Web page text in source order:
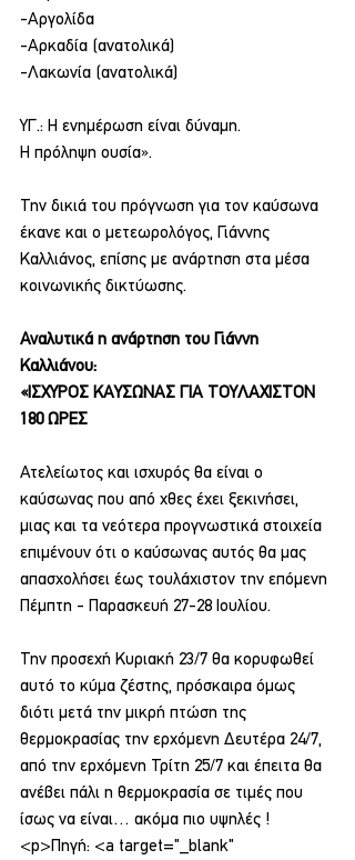
-Αργολίδα
-Αρκαδία (ανατολικά)
-Λακωνία (ανατολικά)
ΥΓ.: Η ενημέρωση είναι δύναμη.
Η πρόληψη ουσία».
Την δικιά του πρόγνωση για τον καύσωνα
έκανε και ο μετεωρολόγος, Γιάννης
Καλλιάνος, επίσης με ανάρτηση στα μέσα
κοινωνικής δικτύωσης.
Αναλυτικά η ανάρτηση του Γιάννη
Καλλιάνου:
«ΙΣΧΥΡΟΣ ΚΑΥΣΩΝΑΣ ΓΙΑ ΤΟΥΛΑΧΙΣΤΟΝ
180 ΩΡΕΣ
Ατελείωτος και ισχυρός θα είναι ο
καύσωνας που από χθες έχει ξεκινήσει,
μιας και τα νεότερα προγνωστικά στοιχεία
επιμένουν ότι ο καύσωνας αυτός θα μας
απασχολήσει έως τουλάχιστον την επόμενη
Πέμπτη - Παρασκευή 27-28 Ιουλίου.
Την προσεχή Κυριακή 23/7 θα κορυφωθεί
αυτό το κύμα ζέστης, πρόσκαιρα όμως
διότι μετά την μικρή πτώση της
θερμοκρασίας την ερχόμενη Δευτέρα 24/7,
από την ερχόμενη Τρίτη 25/7 και έπειτα θα
ανέβει πάλι η θερμοκρασία σε τιμές που
ίσως να είναι… ακόμα πιο υψηλές !
<p>Πηγή: <a target="_blank"